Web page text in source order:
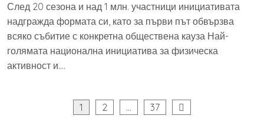
След 20 сезона и над 1 млн. участници инициативата
надгражда формата си, като за първи път обвързва
всяко събитие с конкретна обществена кауза Най-
голямата национална инициатива за физическа
активност и….
1 2 … 37